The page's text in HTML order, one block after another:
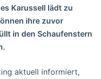
Karussell lädt zu
ihre zuvor
in den Schaufenstern
aktuell informiert,